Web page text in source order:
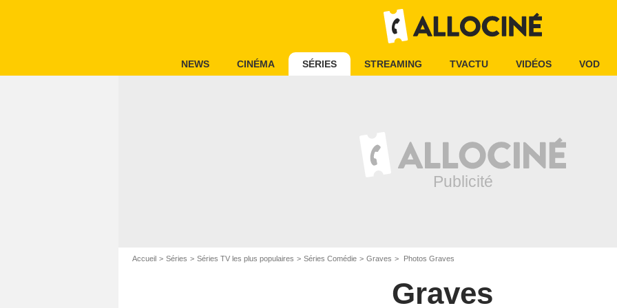
NEWS CINÉMA SÉRIES STREAMING TVACTU VIDÉOS VOD
Accueil Séries Séries TV les plus populaires Séries Comédie Graves Photos Graves
Graves